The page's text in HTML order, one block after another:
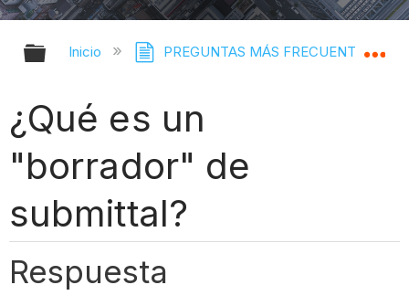
Expandir/contraer jerarquía global
Inicio PREGUNTAS MÁS FRECUENTES
¿Qué es un
"borrador" de
submittal?
Respuesta